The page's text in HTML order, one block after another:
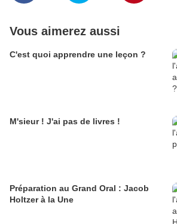
Vous aimerez aussi
C'est quoi apprendre une leçon ?
M'sieur ! J'ai pas de livres !
Préparation au Grand Oral : Jacob
Holtzer à la Une